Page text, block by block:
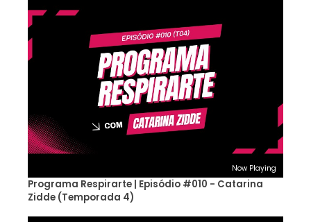
Now Playing
Programa Respirarte | Episódio #010 - Catarina
Zidde (Temporada 4)